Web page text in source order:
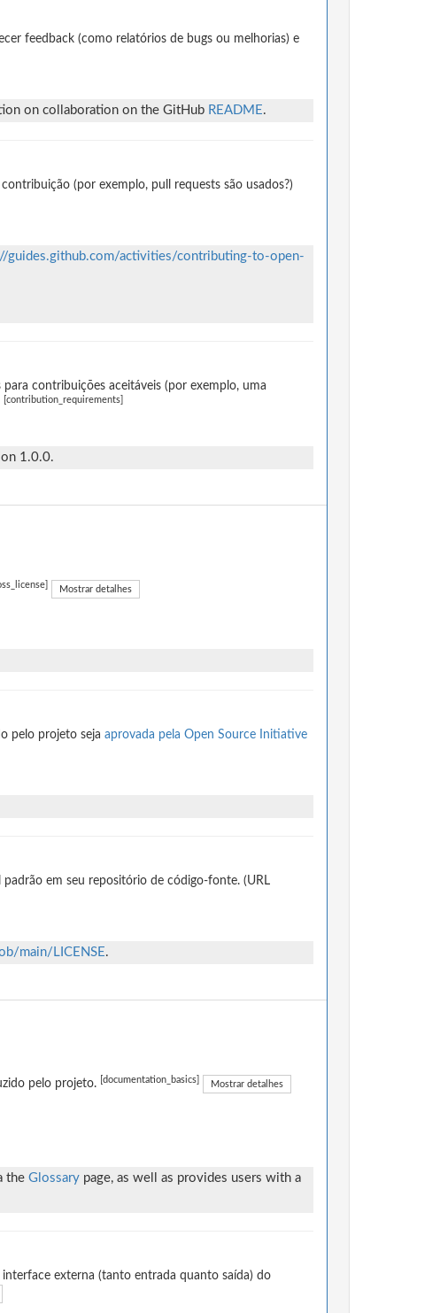
feedback (como relatórios de bugs ou melhorias) e
on collaboration on the GitHub README.
(por exemplo, pull requests são usados?)
guides.github.com/activities/contributing-to-open-
contribuições aceitáveis (por exemplo, uma
[contribution_requirements]
1.0.0.
Mostrar detalhes
pelo projeto seja aprovada pela Open Source Initiative
em seu repositório de código-fonte. (URL
main/LICENSE.
pelo projeto. [documentation_basics] Mostrar detalhes
the Glossary page, as well as provides users with a
externa (tanto entrada quanto saída) do